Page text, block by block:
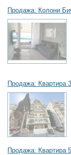
Продажа: Колони
Продажа: Квартира
Продажа: Квартира